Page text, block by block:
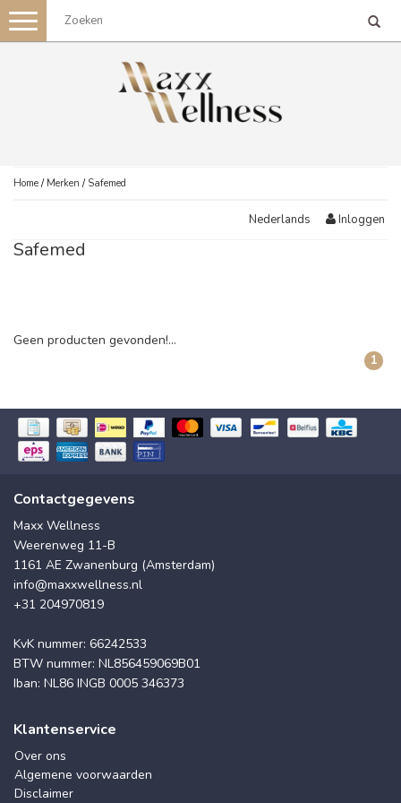
Toggle
navigation
Home / Merken / Safemed
Nederlands Inloggen
Safemed
Geen producten gevonden!...
1
Contactgegevens
Maxx Wellness
Weerenweg 11-B
1161 AE Zwanenburg (Amsterdam)
info@maxxwellness.nl
+31 204970819
KvK nummer: 66242533
BTW nummer: NL856459069B01
Iban: NL86 INGB 0005 346373
Klantenservice
Over ons
Algemene voorwaarden
Disclaimer